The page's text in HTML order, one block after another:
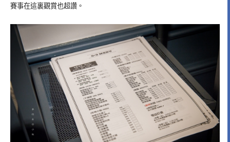
賽事在這裏觀賞也超讚。